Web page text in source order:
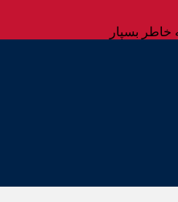
خاطر بسپار